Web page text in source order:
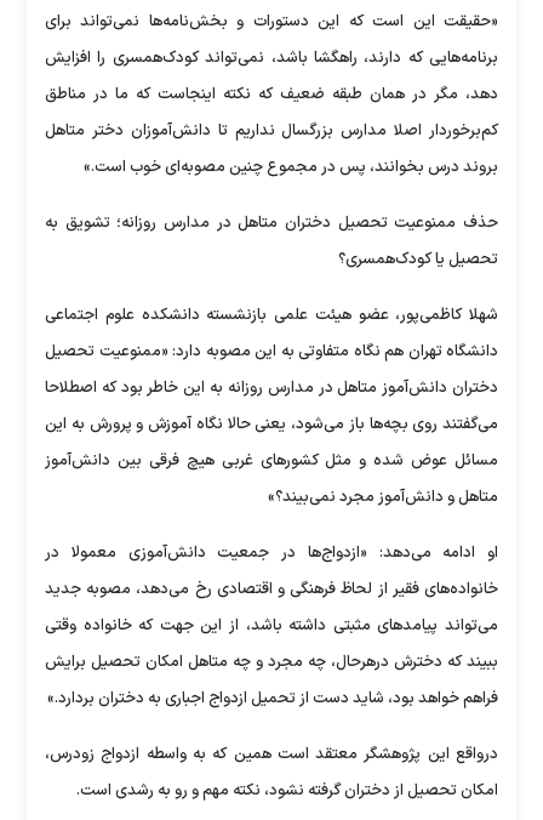
«حقیقت این است که این دستورات و بخش‌نامه‌ها نمی‌تواند برای
برنامه‌هایی که دارند، راهگشا باشد، نمی‌تواند کودک‌همسری را افزایش
دهد، مگر در همان طبقه ضعیف که نکته اینجاست که ما در مناطق
کم‌برخوردار اصلا مدارس بزرگسال نداریم تا دانش‌آموزان دختر متاهل
بروند درس بخوانند، پس در مجموع چنین مصوبه‌ای خوب است.»
حذف ممنوعیت تحصیل دختران متاهل در مدارس روزانه؛ تشویق به
تحصیل یا کودک‌همسری؟
شهلا کاظمی‌پور، عضو هیئت علمی بازنشسته دانشکده علوم اجتماعی
دانشگاه تهران هم نگاه متفاوتی به این مصوبه دارد: «ممنوعیت تحصیل
دختران دانش‌آموز متاهل در مدارس روزانه به این خاطر بود که اصطلاحا
می‌گفتند روی بچه‌ها باز می‌شود، یعنی حالا نگاه آموزش و پرورش به این
مسائل عوض شده و مثل کشور‌های غربی هیچ فرقی بین دانش‌آموز
متاهل و دانش‌آموز مجرد نمی‌بیند؟»
او ادامه می‌دهد: «ازدواج‌ها در جمعیت دانش‌آموزی معمولا در
خانواده‌های فقیر از لحاظ فرهنگی و اقتصادی رخ می‌دهد، مصوبه جدید
می‌تواند پیامد‌های مثبتی داشته باشد، از این جهت که خانواده وقتی
ببیند که دخترش درهرحال، چه مجرد و چه متاهل امکان تحصیل برایش
فراهم خواهد بود، شاید دست از تحمیل ازدواج اجباری به دختران بردارد.»
درواقع این پژوهشگر معتقد است همین که به واسطه ازدواج زودرس،
امکان تحصیل از دختران گرفته نشود، نکته مهم و رو به رشدی است.